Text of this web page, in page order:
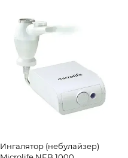
Ингалятор (небулайзер)